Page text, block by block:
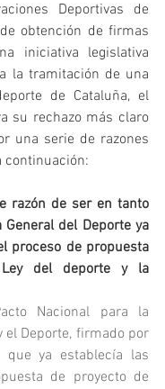
Deportivas de
de obtención de firmas
iniciativa legislativa
la tramitación de una
de Cataluña, el
su rechazo más claro
una serie de razones
continuación:
razón de ser en tanto
del Deporte ya
proceso de propuesta
del deporte y la
Nacional para la
el Deporte, firmado por
que ya establecía las
de proyecto de